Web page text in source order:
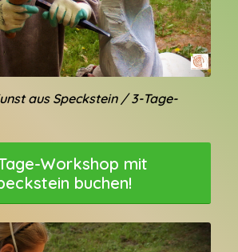
aus Speckstein / 3-Tage-
Workshop mit
buchen!